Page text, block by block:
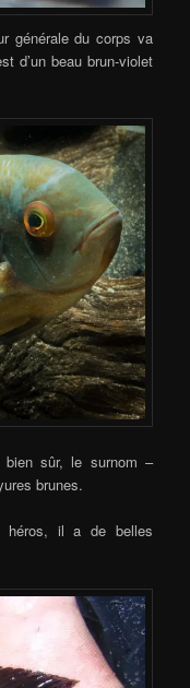
générale du corps va
d’un beau brun-violet
bien sûr, le surnom –
brunes.
héros, il a de belles